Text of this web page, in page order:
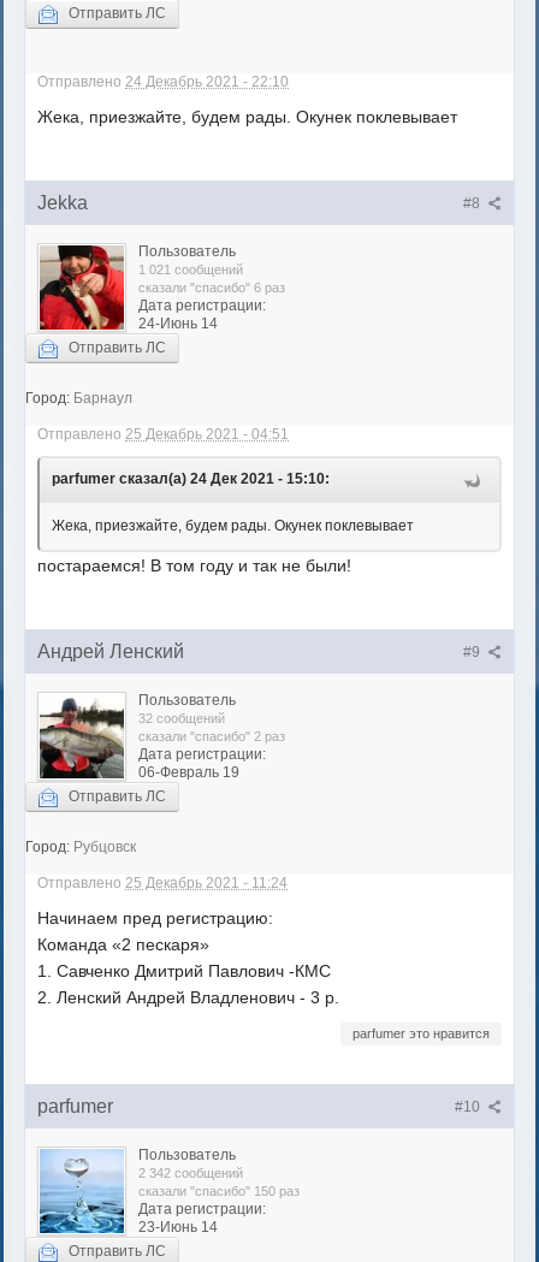
Отправить ЛС
Отправлено24 Декабрь 2021 - 22:10
Жека, приезжайте, будем рады. Окунек поклевывает
#8
Jekka
Пользователь
1 021 сообщений
сказали "спасибо" 6 раз
Дата регистрации:
24-Июнь 14
Отправить ЛС
Город: Барнаул
Отправлено25 Декабрь 2021 - 04:51
parfumer сказал(а) 24 Дек 2021 - 15:10:
Жека, приезжайте, будем рады. Окунек поклевывает
постараемся! В том году и так не были!
#9
Андрей Ленский
Пользователь
32 сообщений
сказали "спасибо" 2 раз
Дата регистрации:
06-Февраль 19
Отправить ЛС
Город: Рубцовск
Отправлено25 Декабрь 2021 - 11:24
Начинаем пред регистрацию:
Команда «2 пескаря»
1. Савченко Дмитрий Павлович -КМС
2. Ленский Андрей Владленович - 3 р.
parfumer это нравится
#10
parfumer
Пользователь
2 342 сообщений
сказали "спасибо" 150 раз
Дата регистрации:
23-Июнь 14
Отправить ЛС